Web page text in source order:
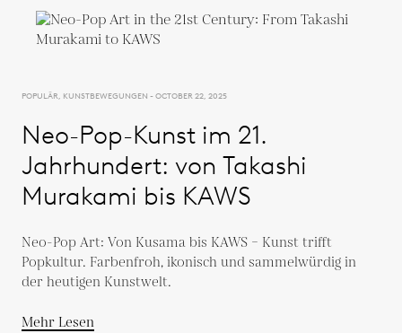
POPULÄR, KUNSTBEWEGUNGEN - OCTOBER 22, 2025
Neo-Pop-Kunst im 21.
Jahrhundert: von Takashi
Murakami bis KAWS
Neo-Pop Art: Von Kusama bis KAWS – Kunst trifft
Popkultur. Farbenfroh, ikonisch und sammelwürdig in
der heutigen Kunstwelt.
Mehr Lesen